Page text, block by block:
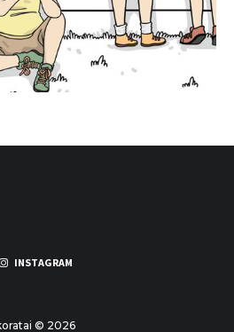
INSTAGRAM
© 2026